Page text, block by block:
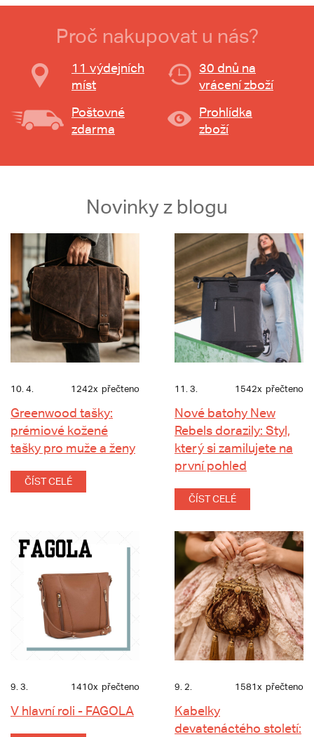
Proč nakupovat u nás?
11 výdejních
míst
30 dnů na
vrácení zboží
Poštovné
zdarma
Prohlídka
zboží
Novinky z blogu
10. 4. 1242x přečteno
Greenwood tašky:
prémiové kožené
tašky pro muže a ženy
ČÍST CELÉ
11. 3. 1542x přečteno
Nové batohy New
Rebels dorazily: Styl,
který si zamilujete na
první pohled
ČÍST CELÉ
9. 3. 1410x přečteno
V hlavní roli - FAGOLA
9. 2. 1581x přečteno
Kabelky
devatenáctého století: